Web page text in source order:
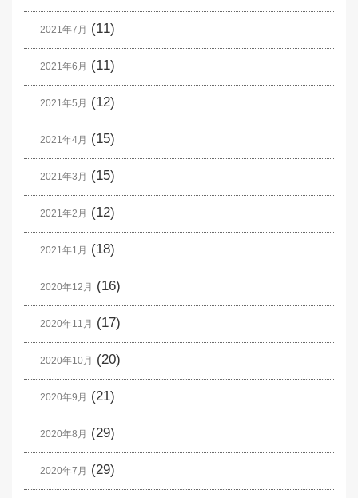
2021年7月 (11)
2021年6月 (11)
2021年5月 (12)
2021年4月 (15)
2021年3月 (15)
2021年2月 (12)
2021年1月 (18)
2020年12月 (16)
2020年11月 (17)
2020年10月 (20)
2020年9月 (21)
2020年8月 (29)
2020年7月 (29)